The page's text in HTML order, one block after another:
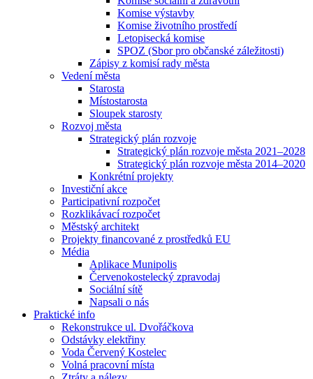
Komise výstavby
Komise životního prostředí
Letopisecká komise
SPOZ (Sbor pro občanské záležitosti)
Zápisy z komisí rady města
Vedení města
Starosta
Místostarosta
Sloupek starosty
Rozvoj města
Strategický plán rozvoje
Strategický plán rozvoje města 2021–2028
Strategický plán rozvoje města 2014–2020
Konkrétní projekty
Investiční akce
Participativní rozpočet
Rozklikávací rozpočet
Městský architekt
Projekty financované z prostředků EU
Média
Aplikace Munipolis
Červenokostelecký zpravodaj
Sociální sítě
Napsali o nás
Praktické info
Rekonstrukce ul. Dvořáčkova
Odstávky elektřiny
Voda Červený Kostelec
Volná pracovní místa